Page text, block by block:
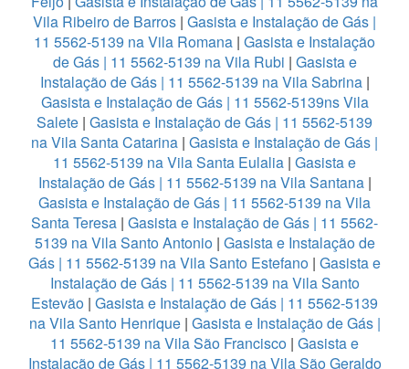
Vila Ribeiro de Barros | Gasista e Instalação de Gás |
11 5562-5139 na Vila Romana | Gasista e Instalação
de Gás | 11 5562-5139 na Vila Rubi | Gasista e
Instalação de Gás | 11 5562-5139 na Vila Sabrina|
Gasista e Instalação de Gás | 11 5562-5139ns Vila
Salete | Gasista e Instalação de Gás | 11 5562-5139
na Vila Santa Catarina | Gasista e Instalação de Gás |
11 5562-5139 na Vila Santa Eulalia | Gasista e
Instalação de Gás | 11 5562-5139 na Vila Santana|
Gasista e Instalação de Gás | 11 5562-5139 na Vila
Santa Teresa | Gasista e Instalação de Gás | 11 5562-
5139 na Vila Santo Antonio| Gasista e Instalação de
Gás | 11 5562-5139 na Vila Santo Estefano | Gasista e
Instalação de Gás | 11 5562-5139 na Vila Santo
Estevão | Gasista e Instalação de Gás | 11 5562-5139
na Vila Santo Henrique| Gasista e Instalação de Gás |
11 5562-5139 na Vila São Francisco | Gasista e
Instalação de Gás | 11 5562-5139 na Vila São Geraldo